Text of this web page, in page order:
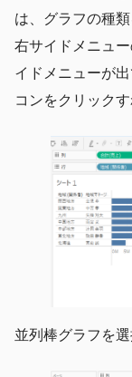
は、グラフの種
右サイドメニュ
イドメニューが
コンをクリック
並列棒グラフを選